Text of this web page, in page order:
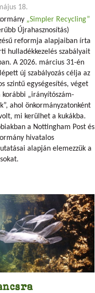
18.
„Simpler Recycling”
Újrahasznosítás)
reformja alapjaiban írta
hulladékkezelés szabályait
A 2026. március 31-én
új szabályozás célja az
szintű egységesítés, véget
korábbi „irányítószám-
ahol önkormányzatonként
mi kerülhet a kukákba.
a Nottingham Post és
hivatalos
alapján elemezzük a